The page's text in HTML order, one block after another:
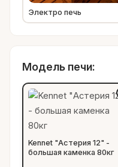
Электро печь
Модель печи:
Kennet "Астерия 12" -
большая каменка 80кг